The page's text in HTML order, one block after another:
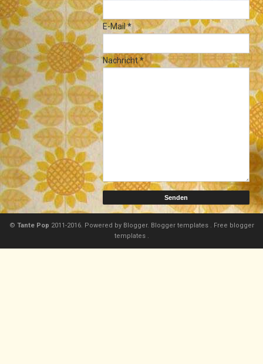
E-Mail*
Nachricht*
© Tante Pop 2011-2016. Powered by Blogger. Blogger templates . Free blogger
templates .